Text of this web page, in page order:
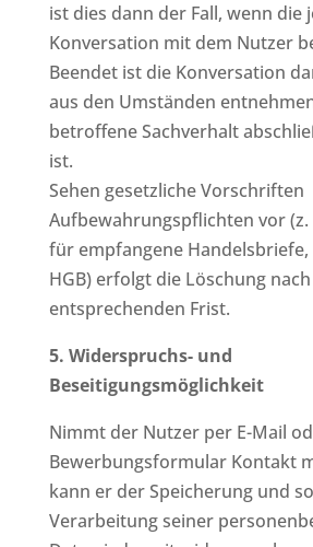
ist dies dann der Fall, wenn die
Konversation mit dem Nutzer
Beendet ist die Konversation
aus den Umständen
betroffene Sachverhalt
ist.
Sehen gesetzliche Vorschriften
Aufbewahrungspflichten vor (z.
für empfangene Handelsbriefe,
HGB) erfolgt die Löschung
entsprechenden Frist.
5. Widerspruchs- und
Beseitigungsmöglichkeit
Nimmt der Nutzer per E-Mail
Bewerbungsformular Kontakt
kann er der Speicherung und
Verarbeitung seiner